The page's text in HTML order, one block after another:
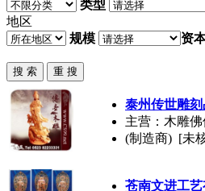
类型
地区
规模
资
泰州传世雕刻
主营：木雕
(制造商) [未
苍南文进工艺